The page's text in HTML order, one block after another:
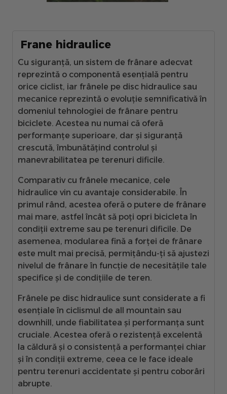
Frane hidraulice
Cu siguranță, un sistem de frânare adecvat
reprezintă o componentă esențială pentru
orice ciclist, iar frânele pe disc hidraulice sau
mecanice reprezintă o evoluție semnificativă în
domeniul tehnologiei de frânare pentru
biciclete. Acestea nu numai că oferă
performanțe superioare, dar și siguranță
crescută, îmbunătățind controlul și
manevrabilitatea pe terenuri dificile.
Comparativ cu frânele mecanice, cele
hidraulice vin cu avantaje considerabile. În
primul rând, acestea oferă o putere de frânare
mai mare, astfel încât să poți opri bicicleta în
condiții extreme sau pe terenuri dificile. De
asemenea, modularea fină a forței de frânare
este mult mai precisă, permițându-ți să ajustezi
nivelul de frânare în funcție de necesitățile tale
specifice și de condițiile de teren.
Frânele pe disc hidraulice sunt considerate a fi
esențiale în ciclismul de all mountain sau
downhill, unde fiabilitatea și performanța sunt
cruciale. Acestea oferă o rezistență excelentă
la căldură și o consistență a performanței chiar
și în condiții extreme, ceea ce le face ideale
pentru terenuri accidentate și pentru coborâri
abrupte.